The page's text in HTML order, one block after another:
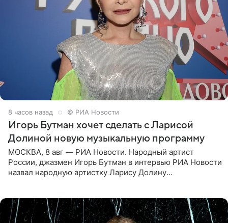
8 часов назад © РИА Новости
Игорь Бутман хочет сделать с Ларисой
Долиной новую музыкальную программу
МОСКВА, 8 авг — РИА Новости. Народный артист
России, джазмен Игорь Бутман в интервью РИА Новости
назвал народную артистку Ларису Долину